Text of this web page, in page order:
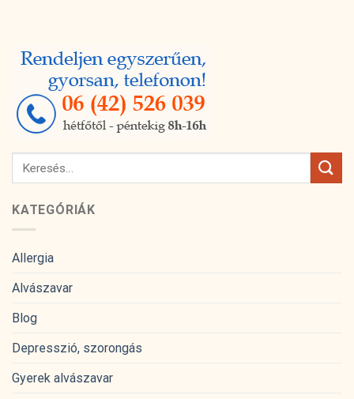
KATEGÓRIÁK
Allergia
Alvászavar
Blog
Depresszió, szorongás
Gyerek alvászavar